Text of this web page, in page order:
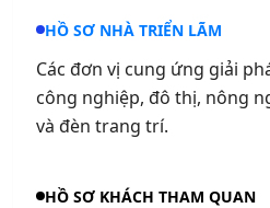
HỒ SƠ NHÀ TRIỂN LÃM
Các đơn vị cung ứng giải
công nghiệp, đô thị, nông
và đèn trang trí.
HỒ SƠ KHÁCH THAM QUAN